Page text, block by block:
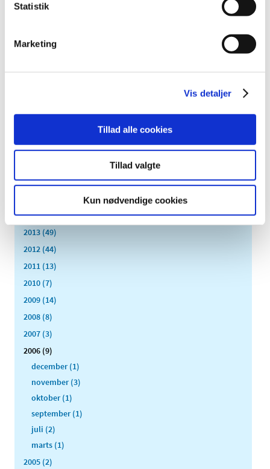
Statistik
Marketing
Vis detaljer
Tillad alle cookies
Tillad valgte
Kun nødvendige cookies
2026 (84)
2024 (224)
2020 (263)
2018 (150)
2016 (167)
2014 (44)
2013 (49)
2012 (44)
2011 (13)
2010 (7)
2009 (14)
2008 (8)
2007 (3)
2006 (9)
december (1)
november (3)
oktober (1)
september (1)
juli (2)
marts (1)
2005 (2)